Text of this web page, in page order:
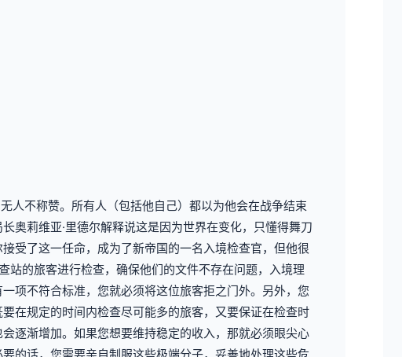
人不称赞。所有人（包括他自己）都以为他会在战争结束
奥莉维亚·里德尔解释说这是因为世界在变化，只懂得舞刀
受了这一任命，成为了新帝国的一名入境检查官，但他很
的旅客进行检查，确保他们的文件不存在问题，入境理
项不符合标准，您就必须将这位旅客拒之门外。另外，您
在规定的时间内检查尽可能多的旅客，又要保证在检查时
逐渐增加。如果您想要维持稳定的收入，那就必须眼尖心